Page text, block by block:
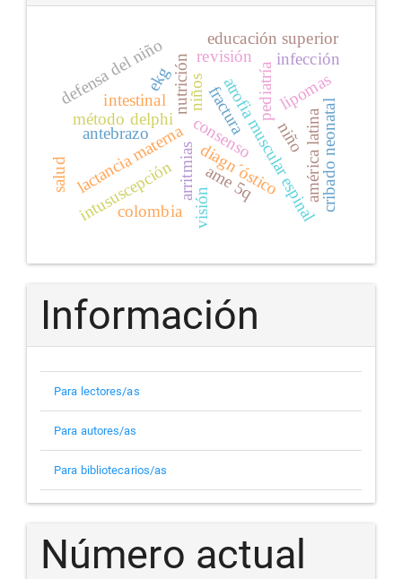
método delphi consenso
lactancia materna
nutrición
ekg niños
arritmias atrofia muscular espinal
diagn´óstico américa latina
ame 5q
intususcepción
intestinal pediatría
defensa del niño
fractura
antebrazo niño
lipomas
revisión
cribado neonatal
colombia
salud
educación superior
visión
infección
Información
Para lectores/as
Para autores/as
Para bibliotecarios/as
Número actual